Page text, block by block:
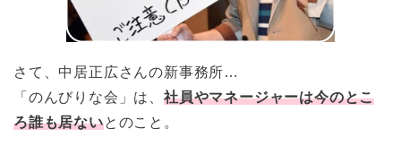
さて、中居正広さんの新事務所…
「のんびりな会」は、 社員やマネージャーは今のとこ
ろ誰も居ないとのこと。